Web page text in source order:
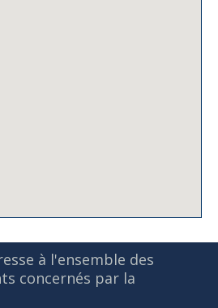
à l'ensemble des
concernés par la